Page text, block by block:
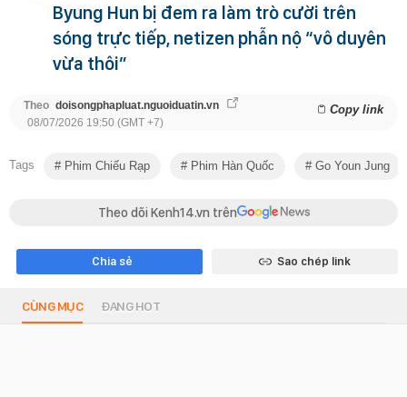
Byung Hun bị đem ra làm trò cười trên
sóng trực tiếp, netizen phẫn nộ “vô duyên
vừa thôi”
Theo doisongphapluat.nguoiduatin.vn Copy link
08/07/2026 19:50 (GMT +7)
Tags Phim Chiếu Rạp Phim Hàn Quốc Go Youn Jung
Theo dõi Kenh14.vn trên
Chia sẻ Sao chép link
CÙNG MỤC ĐANG HOT